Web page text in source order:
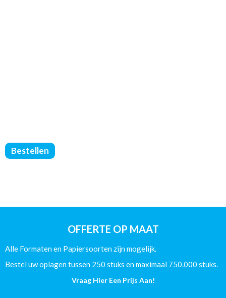
Brochures
Geniet
-
80
Bestellen
OFFERTE OP MAAT
Alle Formaten en Papiersoorten zijn mogelijk.
Bestel uw oplagen tussen 250 stuks en maximaal 750.000 stuks.
Vraag Hier Een Prijs Aan!